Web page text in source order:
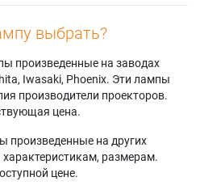
выбрать?
произведенные на заводах
Iwasaki, Phoenix. Эти лампы
производители проекторов.
цена.
на других
характеристикам, размерам.
цене.